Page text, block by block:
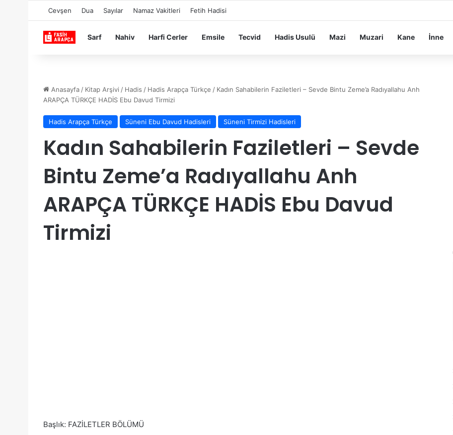
Cevşen Dua Sayılar Namaz Vakitleri Fetih Hadisi
Sarf Nahiv Harfi Cerler Emsile Tecvid Hadis Usulü Mazi Muzari Kane İnne
Anasayfa / Kitap Arşivi / Hadis / Hadis Arapça Türkçe / Kadın Sahabilerin Faziletleri – Sevde Bintu Zeme’a Radıyallahu Anh
ARAPÇA TÜRKÇE HADİS Ebu Davud Tirmizi
Hadis Arapça Türkçe Süneni Ebu Davud Hadisleri Süneni Tirmizi Hadisleri
Kadın Sahabilerin Faziletleri – Sevde
Bintu Zeme’a Radıyallahu Anh
ARAPÇA TÜRKÇE HADİS Ebu Davud
Tirmizi
Başlık: FAZİLETLER BÖLÜMÜ